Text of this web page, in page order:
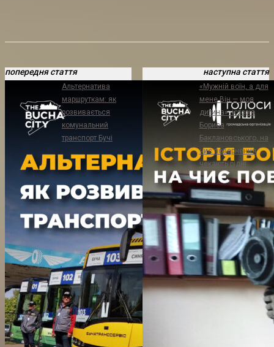
попередня стаття
Альтернатива
маршруткам: як
розвивається
комунальний
транспорт Бучі
наступна стаття
«Мужній воїн, а для
мене Він — моя
дитина»: історія
Бориса
Баклановського, на
чиє повернення
чекають рідні